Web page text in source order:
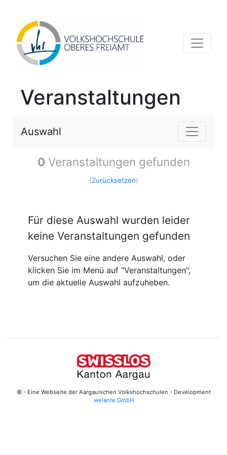
Veranstaltungen
Auswahl
0 Veranstaltungen gefunden
(Zurücksetzen)
Für diese Auswahl wurden leider
keine Veranstaltungen gefunden
Versuchen Sie eine andere Auswahl, oder
klicken Sie im Menü auf "Veranstaltungen",
um die aktuelle Auswahl aufzuheben.
© - Eine Webseite der Aargauischen Volkshochschulen - Development
welante GmbH